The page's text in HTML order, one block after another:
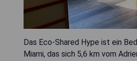
Das Eco-Shared Hype ist ein
Miami, das sich 5,6 km vom